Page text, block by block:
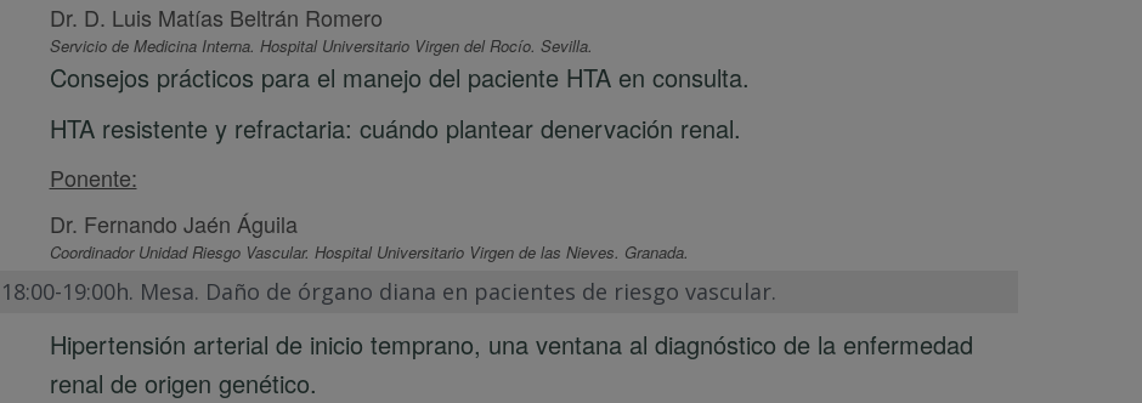
Dr. D. Luis Matías Beltrán Romero
Servicio de Medicina Interna. Hospital Universitario Virgen del Rocío. Sevilla.
Consejos prácticos para el manejo del paciente HTA en consulta.
HTA resistente y refractaria: cuándo plantear denervación renal.
Ponente:
Dr. Fernando Jaén Águila
Coordinador Unidad Riesgo Vascular. Hospital Universitario Virgen de las Nieves. Granada.
18:00-19:00h. Mesa. Daño de órgano diana en pacientes de riesgo vascular.
Hipertensión arterial de inicio temprano, una ventana al diagnóstico de la enfermedad
renal de origen genético.